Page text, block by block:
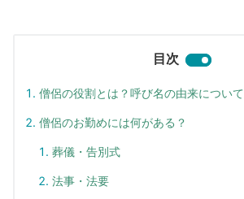
目次
僧侶の役割とは？呼び名の由来について
僧侶のお勤めには何がある？
葬儀・告別式
法事・法要